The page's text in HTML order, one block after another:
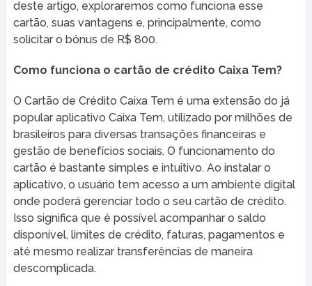
deste artigo, exploraremos como funciona esse
cartão, suas vantagens e, principalmente, como
solicitar o bônus de R$ 800.
Como funciona o cartão de crédito Caixa Tem?
O Cartão de Crédito Caixa Tem é uma extensão do já
popular aplicativo Caixa Tem, utilizado por milhões de
brasileiros para diversas transações financeiras e
gestão de benefícios sociais. O funcionamento do
cartão é bastante simples e intuitivo. Ao instalar o
aplicativo, o usuário tem acesso a um ambiente digital
onde poderá gerenciar todo o seu cartão de crédito.
Isso significa que é possível acompanhar o saldo
disponível, limites de crédito, faturas, pagamentos e
até mesmo realizar transferências de maneira
descomplicada.